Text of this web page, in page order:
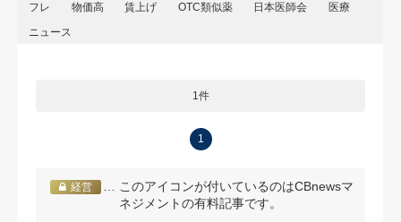
フレ
物価高 賃上げ OTC類似薬 日本医師会
医療
ニュース
1件
1
経営
… このアイコンが付いているのはCBnewsマ
ネジメントの有料記事です。